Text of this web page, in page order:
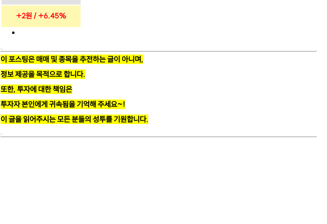
+2원 / +6.45%
이 포스팅은 매매 및 종목을 추전하는 글이 아니며,
정보 제공을 목적으로 합니다.
또한, 투자에 대한 책임은
투자자 본인에게 귀속됨을 기억해 주세요~!
이 글을 읽어주시는 모든 분들의 성투를 기원합니다.